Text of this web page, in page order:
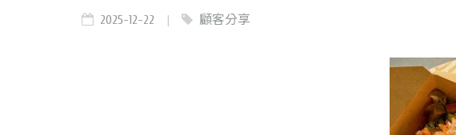
2025-12-22 顧客分享